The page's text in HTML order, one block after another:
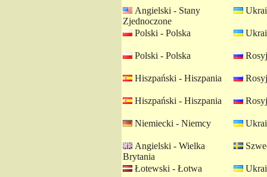
Angielski - Stany
Zjednoczone
Polski - Polska
Polski - Polska
Hiszpański - Hiszpania
Hiszpański - Hiszpania
Niemiecki - Niemcy
Angielski - Wielka
Brytania
Łotewski - Łotwa